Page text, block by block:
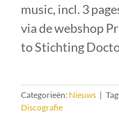
music, incl. 3
via de webshop
to Stichting
Categorieën: Nieuws |
Discografie